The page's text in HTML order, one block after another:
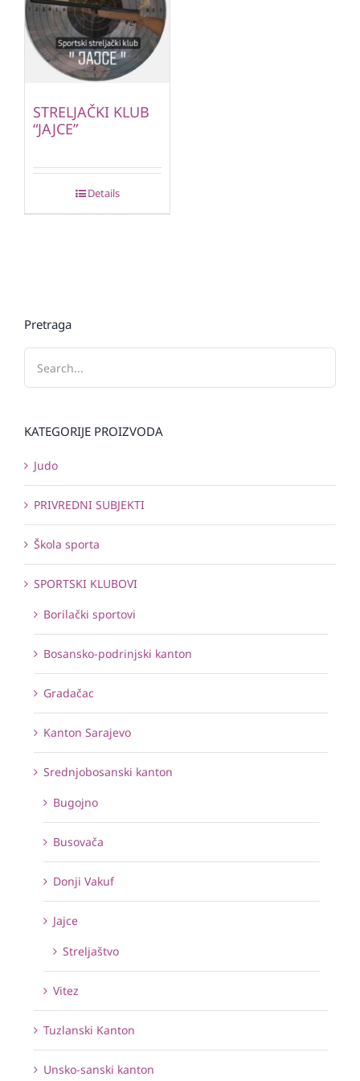
STRELJAČKI KLUB
“JAJCE”
Details
Pretraga
KATEGORIJE PROIZVODA
Judo
PRIVREDNI SUBJEKTI
Škola sporta
SPORTSKI KLUBOVI
Borilački sportovi
Bosansko-podrinjski kanton
Gradačac
Kanton Sarajevo
Srednjobosanski kanton
Bugojno
Busovača
Donji Vakuf
Jajce
Streljaštvo
Vitez
Tuzlanski Kanton
Unsko-sanski kanton